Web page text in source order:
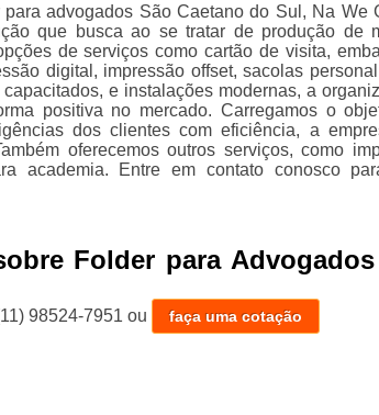
advogados São Caetano do Sul, Na We
que busca ao se tratar de produção de
de serviços como cartão de visita,
digital, impressão offset, sacolas
e instalações modernas, a
positiva no mercado. Carregamos o
dos clientes com eficiência, a
oferecemos outros serviços, como
academia. Entre em contato conosco
Folder para
98524-7951 ou faça uma cotação